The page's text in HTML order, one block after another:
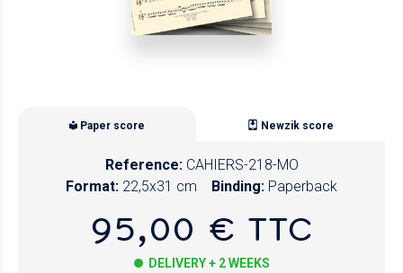
Paper score Newzik score
Reference: CAHIERS-218-MO
Format: 22,5x31 cm Binding: Paperback
95,00 € TTC
DELIVERY + 2 WEEKS